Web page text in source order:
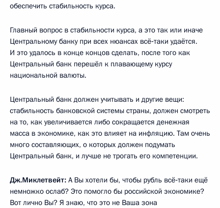
обеспечить стабильность курса.
Главный вопрос в стабильности курса, а это так или иначе
Центральному банку при всех нюансах всё‑таки удаётся.
И это удалось в конце концов сделать, после того как
Центральный банк перешёл к плавающему курсу
национальной валюты.
Центральный банк должен учитывать и другие вещи:
стабильность банковской системы страны, должен смотреть
на то, как увеличивается либо сокращается денежная
масса в экономике, как это влияет на инфляцию. Там очень
много составляющих, о которых должен подумать
Центральный банк, и лучше не трогать его компетенции.
Дж.Миклетвейт: А Вы хотели бы, чтобы рубль всё‑таки ещё
немножко ослаб? Это помогло бы российской экономике?
Вот лично Вы? Я знаю, что это не Ваша зона